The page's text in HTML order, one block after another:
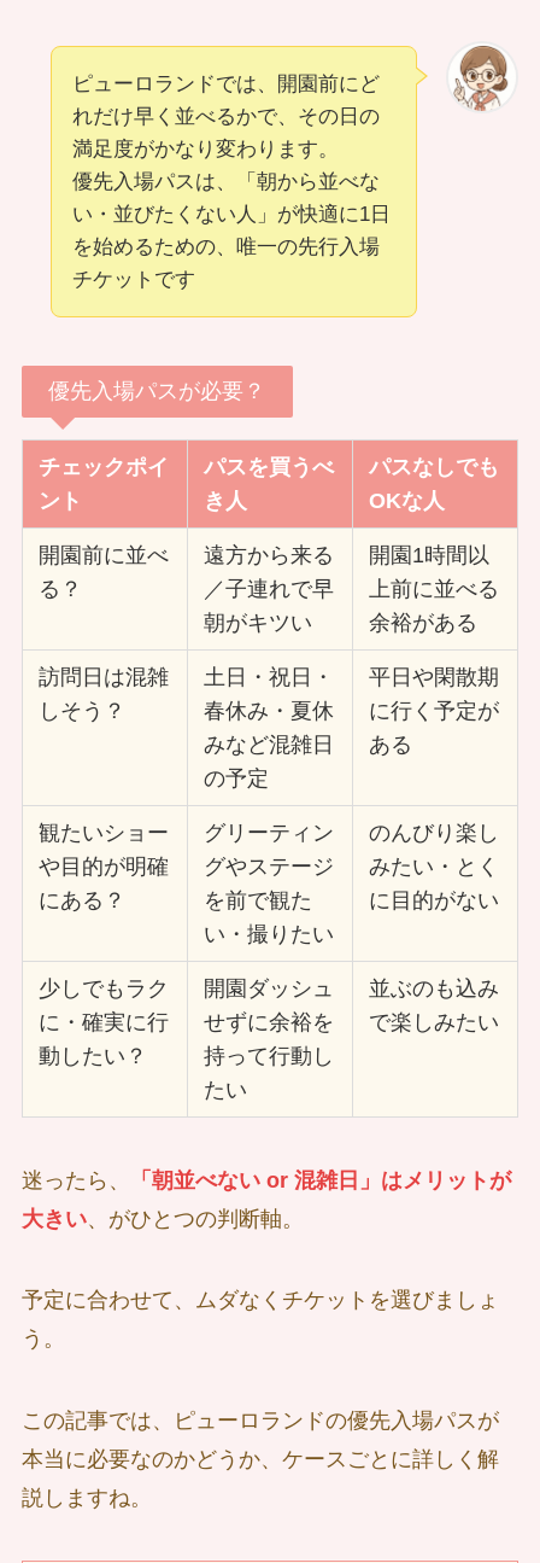
ピューロランドでは、開園前にど
れだけ早く並べるかで、その日の
満足度がかなり変わります。
優先入場パスは、「朝から並べな
い・並びたくない人」が快適に1日
を始めるための、唯一の先行入場
チケットです
優先入場パスが必要？
チェックポイ
ント
パスを買うべ
き人
パスなしでも
OKな人
開園前に並べ
る？
遠方から来る
／子連れで早
朝がキツい
開園1時間以
上前に並べる
余裕がある
訪問日は混雑
しそう？
土日・祝日・
春休み・夏休
みなど混雑日
の予定
平日や閑散期
に行く予定が
ある
観たいショー
や目的が明確
にある？
グリーティン
グやステージ
を前で観た
い・撮りたい
のんびり楽し
みたい・とく
に目的がない
少しでもラク
に・確実に行
動したい？
開園ダッシュ
せずに余裕を
持って行動し
たい
並ぶのも込み
で楽しみたい
迷ったら、
「朝並べない or 混雑日」はメリットが
大きい、がひとつの判断軸。
予定に合わせて、ムダなくチケットを選びましょ
う。
この記事では、ピューロランドの優先入場パスが
本当に必要なのかどうか、ケースごとに詳しく解
説しますね。